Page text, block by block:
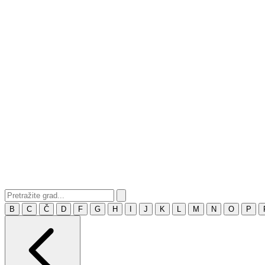
B C Č D F G H J K M N O P